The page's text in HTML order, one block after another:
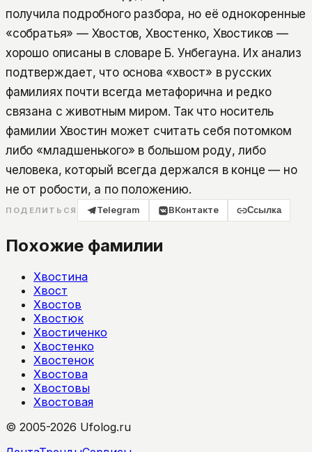
получила подробного разбора, но её однокоренные
«собратья» — Хвостов, Хвостенко, Хвостиков —
хорошо описаны в словаре Б. Унбегауна. Их анализ
подтверждает, что основа «хвост» в русских
фамилиях почти всегда метафорична и редко
связана с животным миром. Так что носитель
фамилии Хвостин может считать себя потомком
либо «младшенького» в большом роду, либо
человека, который всегда держался в конце — но
не от робости, а по положению.
ПОДЕЛИТЬСЯ Telegram ВКонтакте Ссылка
Похожие фамилии
Хвостина
Хвост
Хвостов
Хвостюк
Хвостиченко
Хвостенко
Хвостенок
Хвостова
Хвостовы
Хвостовая
© 2005-2026 Ufolog.ru